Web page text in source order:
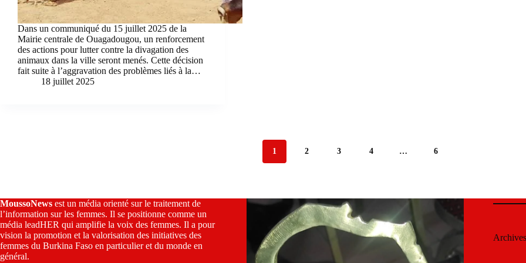
Dans un communiqué du 15 juillet 2025 de la
Mairie centrale de Ouagadougou, un renforcement
des actions pour lutter contre la divagation des
animaux dans la ville seront menés. Cette décision
fait suite à l’aggravation des problèmes liés à la…
18 juillet 2025
1 2 3 4 … 6
MoussoNews est un média orienté sur le traitement de
l’information sur les femmes. Il se positionne comme un
média leadHER qui amplifie la voix des femmes. Il a pour
vision la promotion et la valorisation des initiatives des
femmes du Burkina Faso en particulier et du monde en
général.
Archives